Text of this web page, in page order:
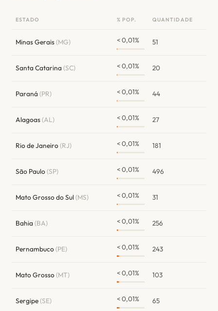
ESTADO % POP. QUANTIDADE
Minas Gerais(MG) < 0,01% 51
Santa Catarina (SC) < 0,01% 20
Paraná (PR) < 0,01% 44
Alagoas(AL) < 0,01% 27
Rio de Janeiro(RJ) < 0,01% 181
São Paulo(SP) < 0,01% 496
Mato Grosso do Sul(MS) < 0,01% 31
Bahia (BA) < 0,01% 256
Pernambuco(PE) < 0,01% 243
Mato Grosso(MT) < 0,01% 103
Sergipe(SE) < 0,01% 65